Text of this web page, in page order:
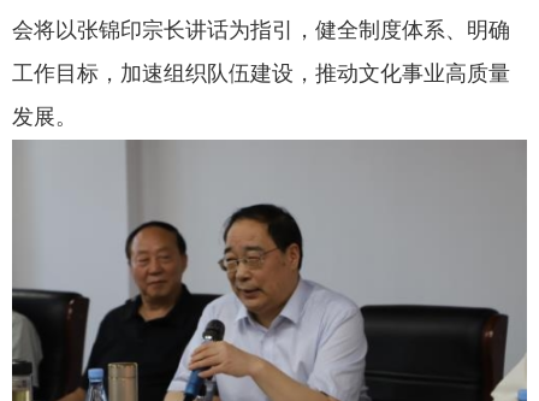
会将以张锦印宗长讲话为指引，健全制度体系、明确
工作目标，加速组织队伍建设，推动文化事业高质量
发展。